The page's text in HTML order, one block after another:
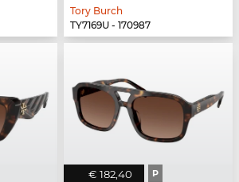
Tory Burch
TY7169U - 170987
€ 182,40 P